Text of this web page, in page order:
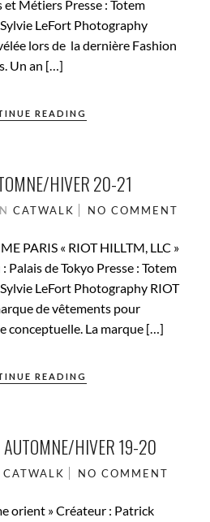
Métiers Presse : Totem
LeFort Photography
lors de la dernière Fashion
Un an […]
READING
HIVER 20-21
CATWALK NO COMMENT
PARIS « RIOT HILLTM, LLC »
Palais de Tokyo Presse : Totem
LeFort Photography RIOT
de vêtements pour
conceptuelle. La marque […]
READING
HIVER 19-20
CATWALK NO COMMENT
orient » Créateur : Patrick